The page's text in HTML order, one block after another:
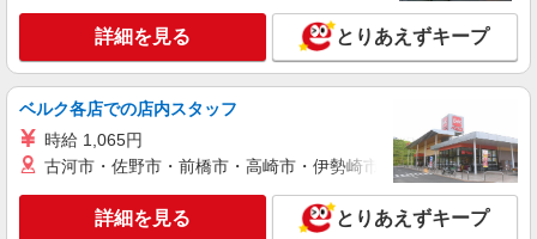
サポート！
時給1350円〜2062円 ＜日払い有/週払い有/交
通費全支給(ガソリン代含む)＞
福島市内 最寄り駅：福島
キープ 詳細を見る
派遣社員
株式会社kotrio /●SD-H-2066507
詳細を見る とりあえずキープ
ベルク各店での店内スタッフ
時給 1,065円
古河市・佐野市・前橋市・高崎市・伊勢崎市・太田市・館林市
詳細を見る とりあえずキープ